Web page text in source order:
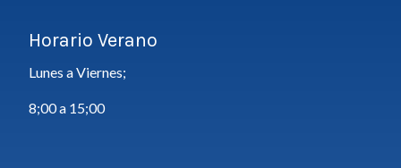
Horario Verano
Lunes a Viernes;
8;00 a 15;00